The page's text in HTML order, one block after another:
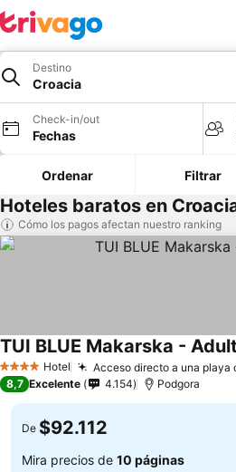
Destino
Croacia
Check-in/out
Fechas
Ordenar Filtrar
Hoteles baratos en
Cómo los pagos afectan nuestro ranking
4 EstrellasHotel Acceso directo a una playa
TUI BLUE Makarska -
8,7 Excelente 4.154 Podgora
De $92.112
Mira precios de 10 páginas